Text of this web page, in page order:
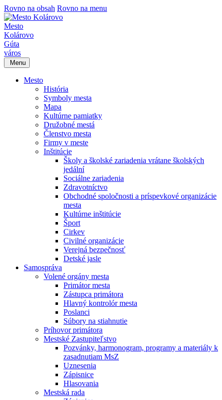
Rovno na obsah Rovno na menu
Mesto
Kolárovo
Gúta
város
Menu
Mesto
História
Symboly mesta
Mapa
Kultúrne pamiatky
Družobné mestá
Členstvo mesta
Firmy v meste
Inštitúcie
Školy a školské zariadenia vrátane školských
jedální
Sociálne zariadenia
Zdravotníctvo
Obchodné spoločnosti a príspevkové organizácie
mesta
Kultúrne inštitúcie
Šport
Cirkev
Civilné organizácie
Verejná bezpečnosť
Detské jasle
Samospráva
Volené orgány mesta
Primátor mesta
Zástupca primátora
Hlavný kontrolór mesta
Poslanci
Súbory na stiahnutie
Príhovor primátora
Mestské Zastupiteľstvo
Pozvánky, harmonogram, programy a materiály k
zasadnutiam MsZ
Uznesenia
Zápisnice
Hlasovania
Mestská rada